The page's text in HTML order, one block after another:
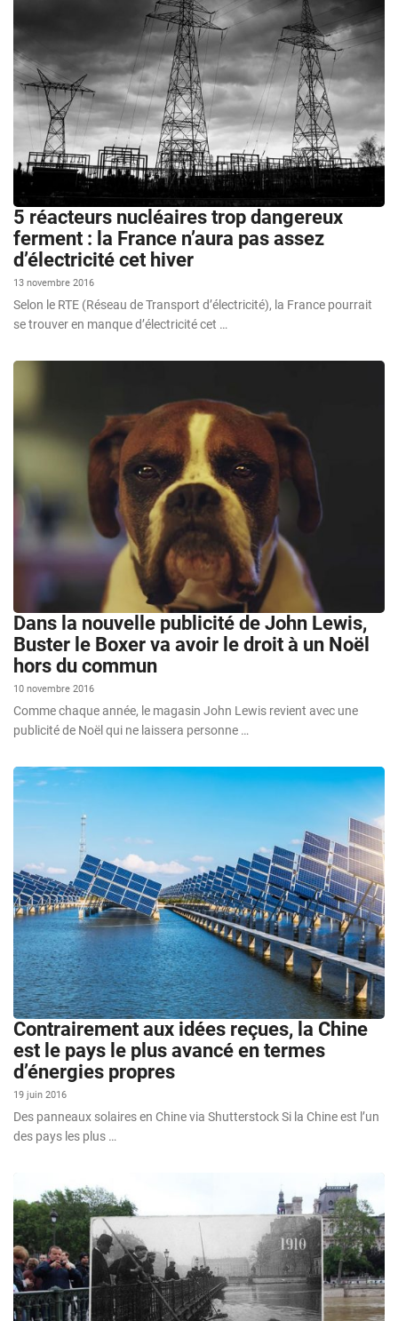
5 réacteurs nucléaires trop dangereux
ferment : la France n’aura pas assez
d’électricité cet hiver
13 novembre 2016
Selon le RTE (Réseau de Transport d’électricité), la France pourrait
se trouver en manque d’électricité cet …
Dans la nouvelle publicité de John Lewis,
Buster le Boxer va avoir le droit à un Noël
hors du commun
10 novembre 2016
Comme chaque année, le magasin John Lewis revient avec une
publicité de Noël qui ne laissera personne …
Contrairement aux idées reçues, la Chine
est le pays le plus avancé en termes
d’énergies propres
19 juin 2016
Des panneaux solaires en Chine via Shutterstock Si la Chine est l’un
des pays les plus …